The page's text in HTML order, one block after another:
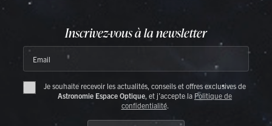
Inscrivez-vous à la newsletter
Email
Je souhaite recevoir les actualités, conseils et offres exclusives de
Astronomie Espace Optique , et j’accepte la Politique de
confidentialité.